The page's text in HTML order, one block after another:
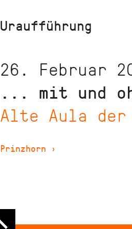
Uraufführung
26. Februar
... mit und
Alte Aula
Prinzhorn ›